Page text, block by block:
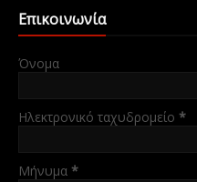
Επικοινωνία
Όνομα
Ηλεκτρονικό ταχυδρομείο *
Μήνυμα *